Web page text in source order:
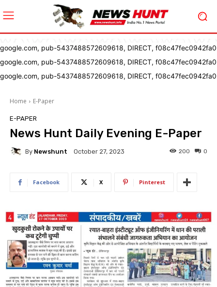
google.com, pub-5437488572609618, DIRECT, f08c47fec0942fa0
google.com, pub-5437488572609618, DIRECT, f08c47fec0942fa0
google.com, pub-5437488572609618, DIRECT, f08c47fec0942fa0
Home E-Paper
E-PAPER
News Hunt Daily Evening E-Paper
By Newshunt October 27, 2023 0
200
Facebook X Pinterest